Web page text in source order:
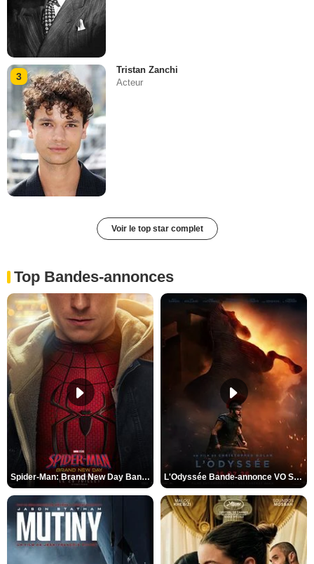
3
Tristan Zanchi
Acteur
Voir le top star complet
Top Bandes-annonces
Spider-Man: Brand New Day Bande-annonce VO STFR L'Odyssée Bande-annonce VO STFR